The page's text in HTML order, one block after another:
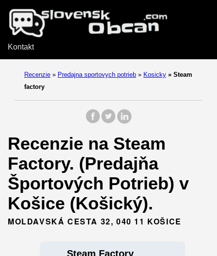
Kontakt
Recenzie » Predajna sportovych potrieb » Kosicky » Steam
factory
Recenzie na Steam
Factory. (Predajňa
Športových Potrieb) v
Košice (Košický).
MOLDAVSKÁ CESTA 32, 040 11 KOŠICE
Steam Factory